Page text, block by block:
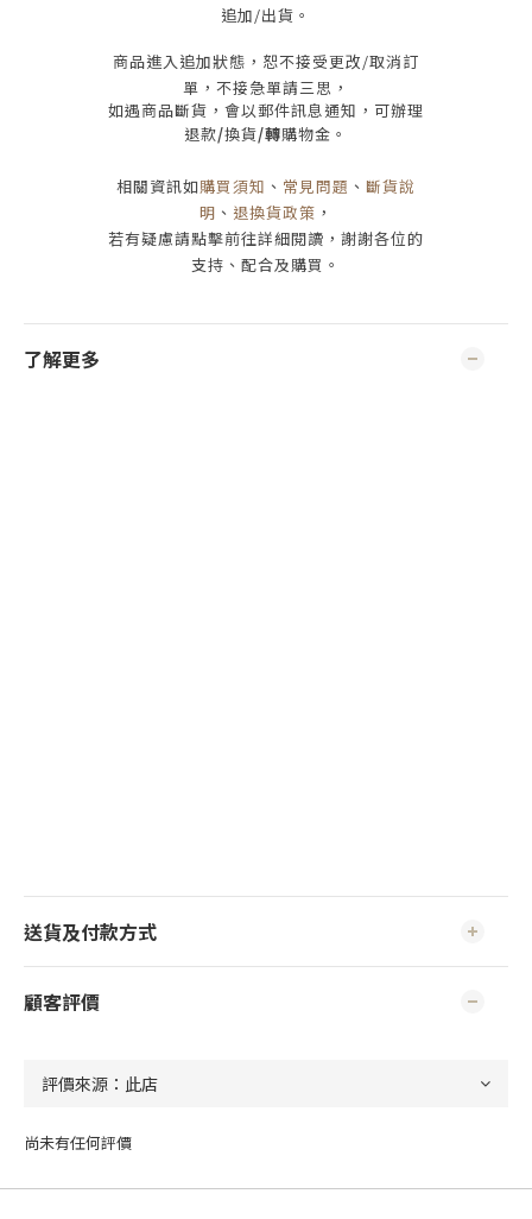
追加/出貨 。
商品進入追加狀態，恕不接受更改/取消訂
單， 不接急單請三思 ，
如遇商品斷貨，會以郵件訊息通知，可辦理
退款/換貨/轉購物金。
相關資訊如購買須知 、 常見問題 、 斷貨說
明 、 退換貨政策 ，
若有疑慮請點擊前往詳細閱讀，謝謝各位的
支持、配合及購買 。
了解更多
送貨及付款方式
顧客評價
尚未有任何評價